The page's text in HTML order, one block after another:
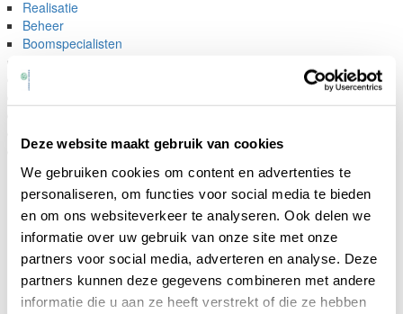
Deze website maakt gebruik van cookies
We gebruiken cookies om content en advertenties te
personaliseren, om functies voor social media te bieden
en om ons websiteverkeer te analyseren. Ook delen we
informatie over uw gebruik van onze site met onze
partners voor social media, adverteren en analyse. Deze
partners kunnen deze gegevens combineren met andere
informatie die u aan ze heeft verstrekt of die ze hebben
Realisatie
Beheer
Boomspecialisten
Over ons
Actueel
Contact
Wij adviseren u
Parktuin
Maassluis